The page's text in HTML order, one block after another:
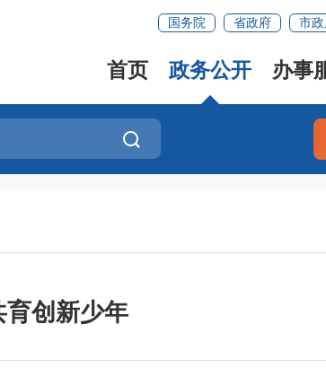
国务院 省政府 市
首页 政务公开 办事
育创新少年